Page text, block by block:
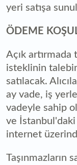
yeri satışa
ÖDEME
Açık artırmada
isteklinin
satılacak.
ay vade, iş
vadeyle sahip
ve İstanbul'daki
internet
Taşınmazların